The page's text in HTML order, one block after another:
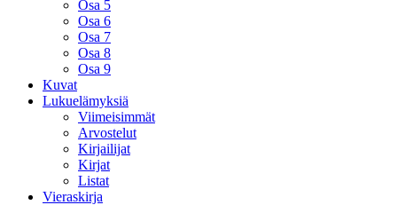
Osa 5
Osa 6
Osa 7
Osa 8
Osa 9
Kuvat
Lukuelämyksiä
Viimeisimmät
Arvostelut
Kirjailijat
Kirjat
Listat
Vieraskirja